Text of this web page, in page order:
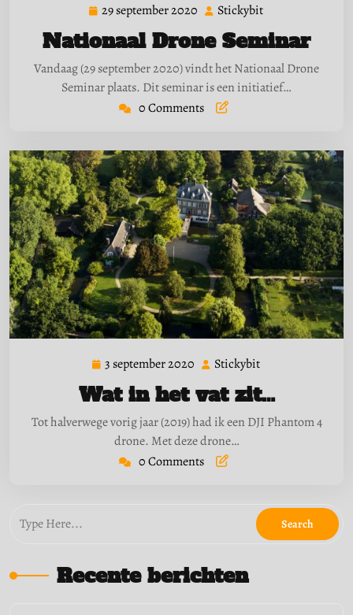
29 september 2020 29
september
2020
Stickybit
Nationaal Drone Seminar
Vandaag (29 september 2020) vindt het Nationaal Drone
Seminar plaats. Dit seminar is een initiatief…
0 Comments
3 september 2020
september
2020
Stickybit
Wat in het vat zit…
Tot halverwege vorig jaar (2019) had ik een DJI Phantom 4
drone. Met deze drone…
0 Comments
Recente berichten